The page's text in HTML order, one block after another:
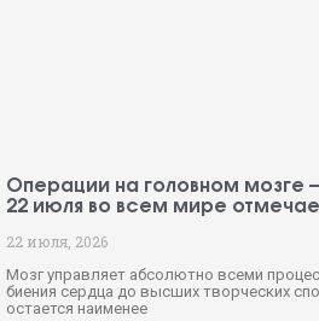
Операции на головном мозге
22 июля во всем мире
22 июля, 2026
Мозг управляет абсолютно всеми
биения сердца до высших творческих
остается наименее